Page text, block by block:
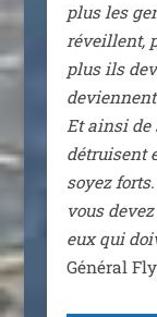
plus les
réveillent,
plus ils
Et ain­si de
détruisent
soyez
vous
eux qui
Général